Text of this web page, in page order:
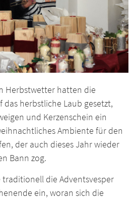
Herbstwetter hatten die
herbstliche Laub gesetzt,
und Kerzenschein ein
Ambiente für den
der auch dieses Jahr wieder
Bann zog.
die Adventsvesper
ein, woran sich die